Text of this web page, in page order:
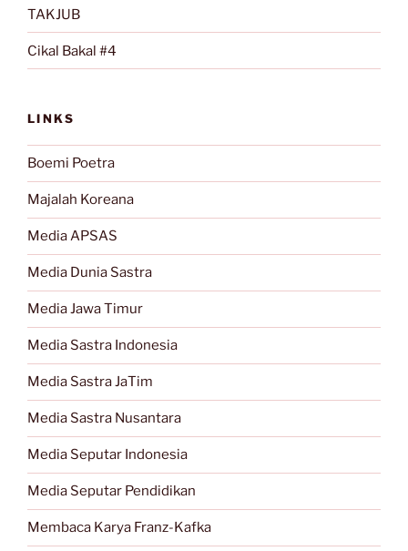
TAKJUB
Cikal Bakal #4
LINKS
Boemi Poetra
Majalah Koreana
Media APSAS
Media Dunia Sastra
Media Jawa Timur
Media Sastra Indonesia
Media Sastra JaTim
Media Sastra Nusantara
Media Seputar Indonesia
Media Seputar Pendidikan
Membaca Karya Franz-Kafka